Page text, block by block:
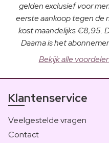
gelden exclusief voor
eerste aankoop tegen de
kost maandelijks €8,95.
Daarna is het
Bekijk alle
Klantenservice
Veelgestelde vragen
Contact